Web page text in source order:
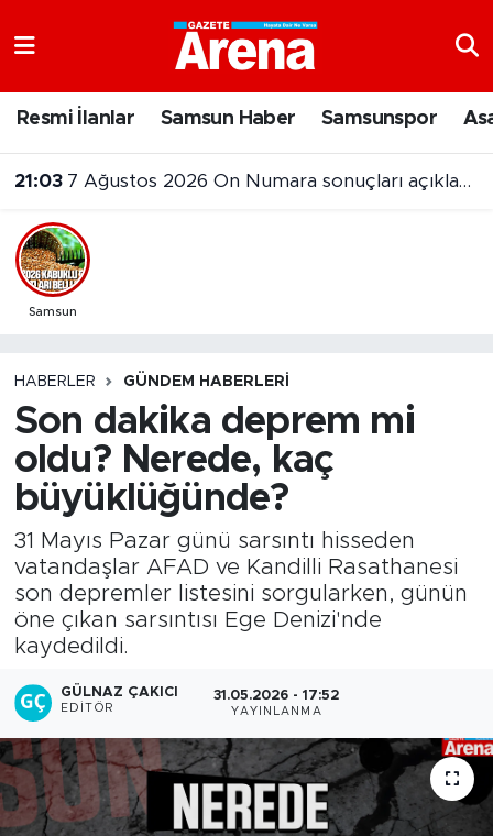
Resmi İlanlar Samsun Haber Samsunspor
21:03 7 Ağustos 2026 On Numara sonuçları açıklandı
Samsun
HABERLER GÜNDEM HABERLERI
Son dakika deprem mi
oldu? Nerede, kaç
büyüklüğünde?
31 Mayıs Pazar günü sarsıntı hisseden
vatandaşlar AFAD ve Kandilli Rasathanesi
son depremler listesini sorgularken, günün
öne çıkan sarsıntısı Ege Denizi'nde
kaydedildi.
GÜLNAZ ÇAKICI
EDITÖR
31.05.2026 - 17:52
YAYINLANMA
Samsun Namaz Vakitleri
Trafik Durumu
Süper Lig Puan Durumu ve Fikstür
Son Dakika Haberleri
Haber Arşivi